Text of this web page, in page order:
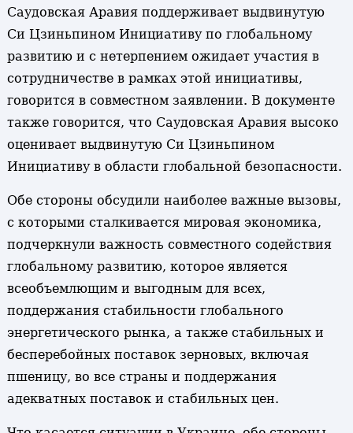
Саудовская Аравия поддерживает выдвинутую
Си Цзиньпином Инициативу по глобальному
развитию и с нетерпением ожидает участия в
сотрудничестве в рамках этой инициативы,
говорится в совместном заявлении. В документе
также говорится, что Саудовская Аравия высоко
оценивает выдвинутую Си Цзиньпином
Инициативу в области глобальной безопасности.
Обе стороны обсудили наиболее важные вызовы,
с которыми сталкивается мировая экономика,
подчеркнули важность совместного содействия
глобальному развитию, которое является
всеобъемлющим и выгодным для всех,
поддержания стабильности глобального
энергетического рынка, а также стабильных и
бесперебойных поставок зерновых, включая
пшеницу, во все страны и поддержания
адекватных поставок и стабильных цен.